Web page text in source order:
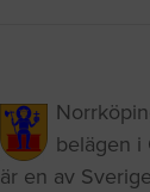
belägen i
är en av